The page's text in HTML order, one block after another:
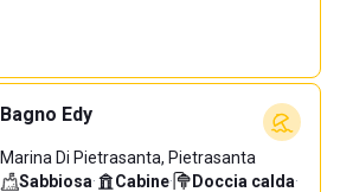
Bagno Edy
Marina Di Pietrasanta, Pietrasanta
Sabbiosa· Cabine· Doccia calda·